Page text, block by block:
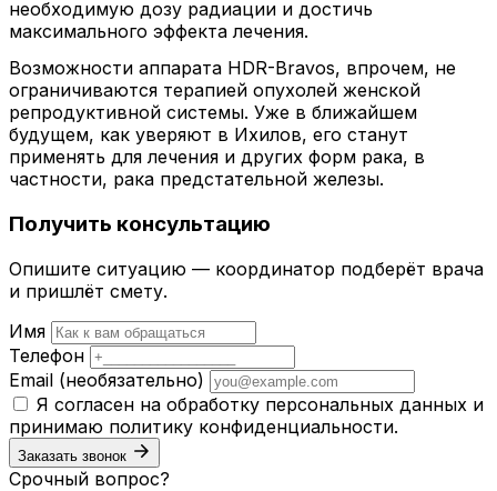
необходимую дозу радиации и достичь
максимального эффекта лечения.
Возможности аппарата HDR-Bravos, впрочем, не
ограничиваются терапией опухолей женской
репродуктивной системы. Уже в ближайшем
будущем, как уверяют в Ихилов, его станут
применять для лечения и других форм рака, в
частности, рака предстательной железы.
Получить консультацию
Опишите ситуацию — координатор подберёт врача
и пришлёт смету.
Имя
Телефон
Email (необязательно)
Я согласен на обработку персональных данных и
принимаю политику конфиденциальности.
Заказать звонок
Срочный вопрос?